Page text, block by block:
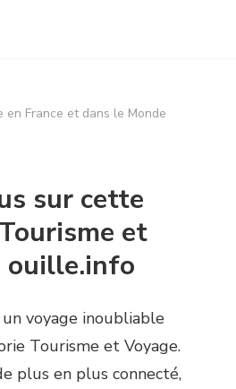
en France et dans le Monde
sur cette
et
ouille.info
voyage inoubliable
Tourisme et Voyage.
plus en plus connecté,